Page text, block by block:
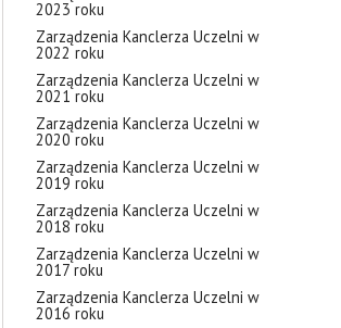
2023 roku
Zarządzenia Kanclerza Uczelni w
2022 roku
Zarządzenia Kanclerza Uczelni w
2021 roku
Zarządzenia Kanclerza Uczelni w
2020 roku
Zarządzenia Kanclerza Uczelni w
2019 roku
Zarządzenia Kanclerza Uczelni w
2018 roku
Zarządzenia Kanclerza Uczelni w
2017 roku
Zarządzenia Kanclerza Uczelni w
2016 roku